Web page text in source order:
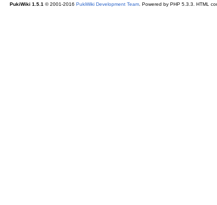
PukiWiki 1.5.1 © 2001-2016 PukiWiki Development Team. Powered by PHP 5.3.3. HTML